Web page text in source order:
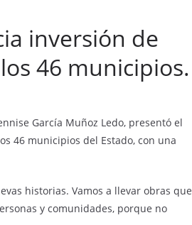
inversión de
46 municipios.
García Muñoz Ledo, presentó el
46 municipios del Estado, con una
historias. Vamos a llevar obras que
y comunidades, porque no